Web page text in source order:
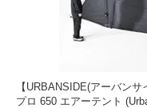
【URBANSIDE(アーバン
プロ 650 エアーテント